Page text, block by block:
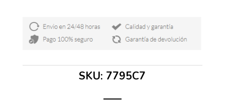
SKU: 7795C7